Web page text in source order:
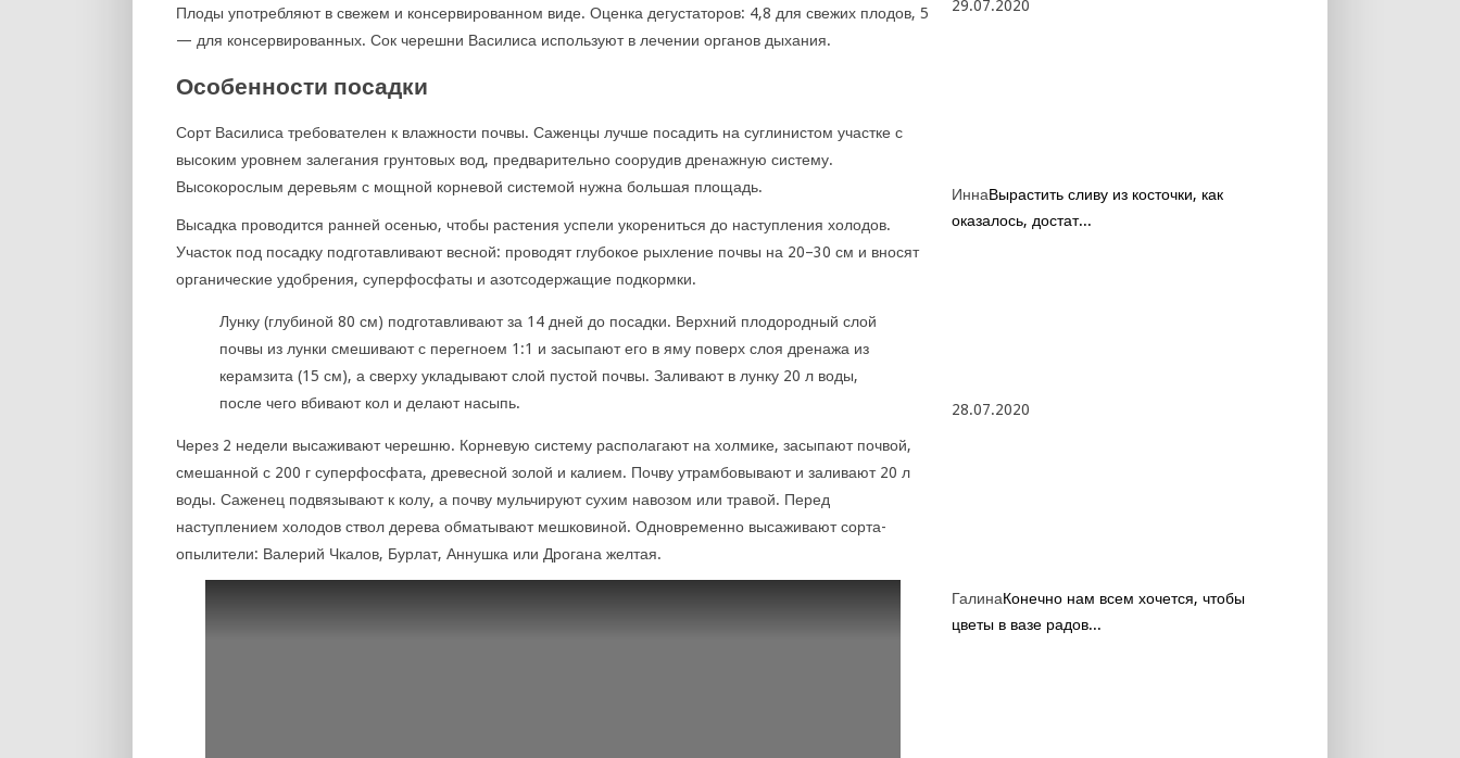
Плоды употребляют в свежем и консервированном виде. Оценка дегустаторов: 4,8 для свежих плодов, 5
— для консервированных. Сок черешни Василиса используют в лечении органов дыхания.
Особенности посадки
Сорт Василиса требователен к влажности почвы. Саженцы лучше посадить на суглинистом участке с
высоким уровнем залегания грунтовых вод, предварительно соорудив дренажную систему.
Высокорослым деревьям с мощной корневой системой нужна большая площадь.
Высадка проводится ранней осенью, чтобы растения успели укорениться до наступления холодов.
Участок под посадку подготавливают весной: проводят глубокое рыхление почвы на 20–30 см и вносят
органические удобрения, суперфосфаты и азотсодержащие подкормки.
Лунку (глубиной 80 см) подготавливают за 14 дней до посадки. Верхний плодородный слой
почвы из лунки смешивают с перегноем 1:1 и засыпают его в яму поверх слоя дренажа из
керамзита (15 см), а сверху укладывают слой пустой почвы. Заливают в лунку 20 л воды,
после чего вбивают кол и делают насыпь.
Через 2 недели высаживают черешню. Корневую систему располагают на холмике, засыпают почвой,
смешанной с 200 г суперфосфата, древесной золой и калием. Почву утрамбовывают и заливают 20 л
воды. Саженец подвязывают к колу, а почву мульчируют сухим навозом или травой. Перед
наступлением холодов ствол дерева обматывают мешковиной. Одновременно высаживают сорта-
опылители: Валерий Чкалов, Бурлат, Аннушка или Дрогана желтая.
29.07.2020
ИннаВырастить сливу из косточки, как
оказалось, достат...
28.07.2020
ГалинаКонечно нам всем хочется, чтобы
цветы в вазе радов...